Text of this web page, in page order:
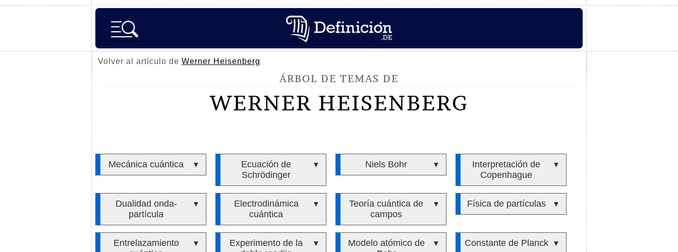
Volver al artículo de Werner Heisenberg
ÁRBOL DE TEMAS DE
WERNER HEISENBERG
Mecánica cuántica ▼
Ecuación de
Schrödinger
▼ Niels Bohr ▼
Interpretación de
Copenhague
▼
Dualidad onda-
partícula
▼
Electrodinámica
cuántica
▼
Teoría cuántica de
campos
▼ Física de partículas ▼
Entrelazamiento
▼
Experimento de la
▼
Modelo atómico de
▼ Constante de Planck ▼